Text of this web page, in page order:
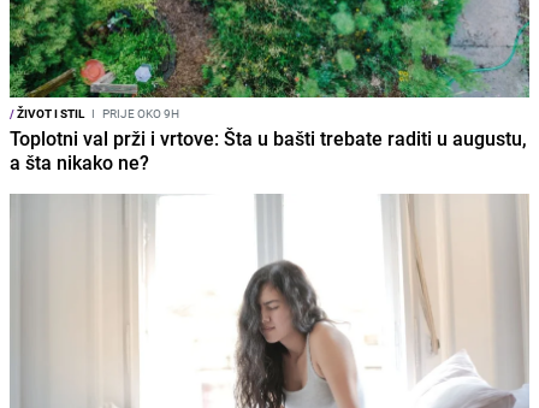
/ŽIVOT I STIL I PRIJE OKO 9H
Toplotni val prži i vrtove: Šta u bašti trebate raditi u augustu,
a šta nikako ne?